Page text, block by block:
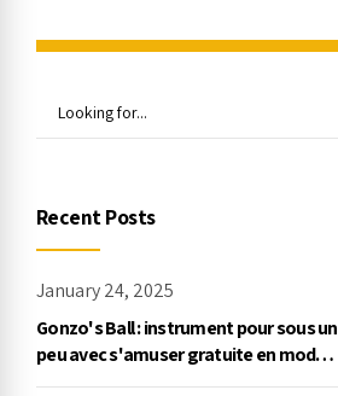
Recent Posts
January 24, 2025
Gonzo's Ball : instrument pour sous un
peu avec s'amuser gratuite en mode
démo, NetEnt